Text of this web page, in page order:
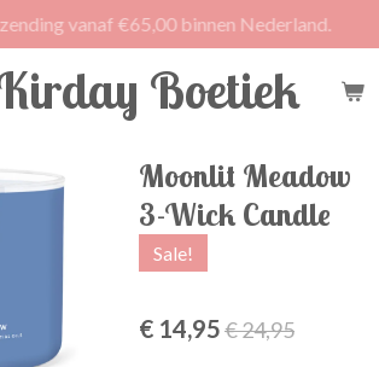
Boetiek
vanaf €65,00 binnen Nederland.
Moonlit Meadow
3-Wick Candle
Sale!
€ 14,95€ 24,95